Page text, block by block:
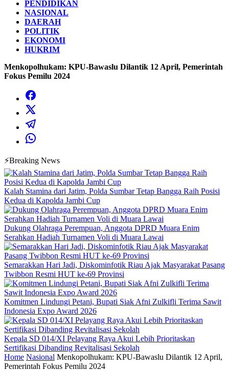
PENDIDIKAN
NASIONAL
DAERAH
POLITIK
EKONOMI
HUKRIM
Menkopolhukam: KPU-Bawaslu Dilantik 12 April, Pemerintah
Fokus Pemilu 2024
⚡Breaking News
Kalah Stamina dari Jatim, Polda Sumbar Tetap Bangga Raih Posisi
Kedua di Kapolda Jambi Cup
Dukung Olahraga Perempuan, Anggota DPRD Muara Enim
Serahkan Hadiah Turnamen Voli di Muara Lawai
Semarakkan Hari Jadi, Diskominfotik Riau Ajak Masyarakat Pasang
Twibbon Resmi HUT ke-69 Provinsi
Komitmen Lindungi Petani, Bupati Siak Afni Zulkifli Terima Sawit
Indonesia Expo Award 2026
Kepala SD 014/XI Pelayang Raya Akui Lebih Prioritaskan
Sertifikasi Dibanding Revitalisasi Sekolah
Home Nasional Menkopolhukam: KPU-Bawaslu Dilantik 12 April,
Pemerintah Fokus Pemilu 2024